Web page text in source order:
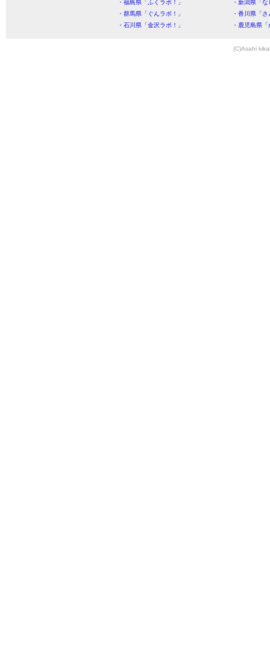
・福島県「ふくラボ！」
・新潟県「
・群馬県「ぐんラボ！」
・香川県「
・石川県「金沢ラボ！」
・鹿児島県
(C)Asahi